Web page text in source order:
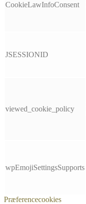
CookieLawInfoConsent
JSESSIONID
viewed_cookie_policy
wpEmojiSettingsSupports
Præferencecookies